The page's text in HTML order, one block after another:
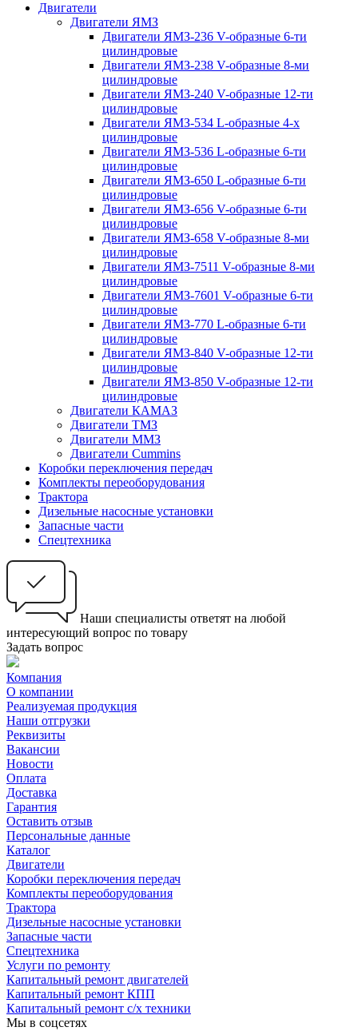
Двигатели
Двигатели ЯМЗ
Двигатели ЯМЗ-236 V-образные 6-ти
цилиндровые
Двигатели ЯМЗ-238 V-образные 8-ми
цилиндровые
Двигатели ЯМЗ-240 V-образные 12-ти
цилиндровые
Двигатели ЯМЗ-534 L-образные 4-х
цилиндровые
Двигатели ЯМЗ-536 L-образные 6-ти
цилиндровые
Двигатели ЯМЗ-650 L-образные 6-ти
цилиндровые
Двигатели ЯМЗ-656 V-образные 6-ти
цилиндровые
Двигатели ЯМЗ-658 V-образные 8-ми
цилиндровые
Двигатели ЯМЗ-7511 V-образные 8-ми
цилиндровые
Двигатели ЯМЗ-7601 V-образные 6-ти
цилиндровые
Двигатели ЯМЗ-770 L-образные 6-ти
цилиндровые
Двигатели ЯМЗ-840 V-образные 12-ти
цилиндровые
Двигатели ЯМЗ-850 V-образные 12-ти
цилиндровые
Двигатели КАМАЗ
Двигатели ТМЗ
Двигатели ММЗ
Двигатели Cummins
Коробки переключения передач
Комплекты переоборудования
Трактора
Дизельные насосные установки
Запасные части
Спецтехника
Наши специалисты ответят на любой
интересующий вопрос по товару
Задать вопрос
Компания
О компании
Реализуемая продукция
Наши отгрузки
Реквизиты
Вакансии
Новости
Оплата
Доставка
Гарантия
Оставить отзыв
Персональные данные
Каталог
Двигатели
Коробки переключения передач
Комплекты переоборудования
Трактора
Дизельные насосные установки
Запасные части
Спецтехника
Услуги по ремонту
Капитальный ремонт двигателей
Капитальный ремонт КПП
Капитальный ремонт с/х техники
Мы в соцсетях